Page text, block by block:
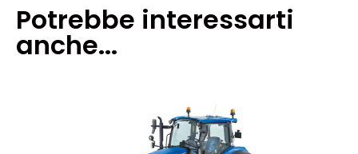
Potrebbe interessarti
anche...